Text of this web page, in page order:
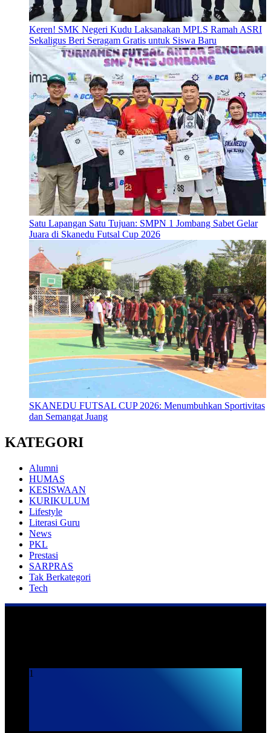
Keren! SMK Negeri Kudu Laksanakan MPLS Ramah ASRI
Sekaligus Beri Seragam Gratis untuk Siswa Baru
Satu Lapangan Satu Tujuan: SMPN 1 Jombang Sabet Gelar
Juara di Skanedu Futsal Cup 2026
SKANEDU FUTSAL CUP 2026: Menumbuhkan Sportivitas
dan Semangat Juang
KATEGORI
Alumni
HUMAS
KESISWAAN
KURIKULUM
Lifestyle
Literasi Guru
News
PKL
Prestasi
SARPRAS
Tak Berkategori
Tech
1